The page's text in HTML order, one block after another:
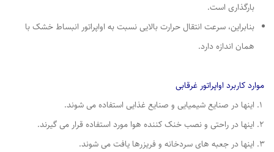
بارگذاری است.
بنابراین، سرعت انتقال حرارت بالایی نسبت به اواپراتور انبساط خشک با
همان اندازه دارد.
موارد کاربرد اواپراتور غرقابی
اینها در صنایع شیمیایی و صنایع غذایی استفاده می شوند.
اینها در راحتی و نصب خنک کننده هوا مورد استفاده قرار می گیرند.
اینها در جعبه های سردخانه و فریزرها یافت می شوند.